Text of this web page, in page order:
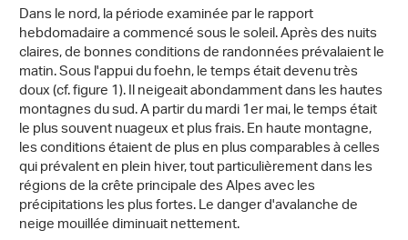
Dans le nord, la période examinée par le rapport
hebdomadaire a commencé sous le soleil. Après des nuits
claires, de bonnes conditions de randonnées prévalaient le
matin. Sous l'appui du foehn, le temps était devenu très
doux (cf. figure 1). Il neigeait abondamment dans les hautes
montagnes du sud. A partir du mardi 1er mai, le temps était
le plus souvent nuageux et plus frais. En haute montagne,
les conditions étaient de plus en plus comparables à celles
qui prévalent en plein hiver, tout particulièrement dans les
régions de la crête principale des Alpes avec les
précipitations les plus fortes. Le danger d'avalanche de
neige mouillée diminuait nettement.